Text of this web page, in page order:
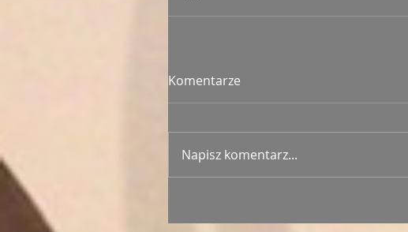
Komentarze
Napisz komentarz...